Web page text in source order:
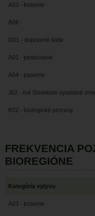
A03 - kosenie
A06 -
D01 - dopravné siete
A01 - pestovanie
A04 - pasenie
J02 - iné človekom vyvolané
K02 - biologické procesy
FREKVENCIA
BIOREGIÓNE
Kategória vplyvu
A03 - kosenie